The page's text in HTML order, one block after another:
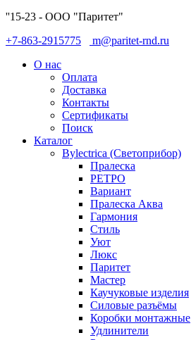
''15-23 - ООО "Паритет"
+7-863-2915775
m@paritet-rnd.ru
О нас
Оплата
Доставка
Контакты
Сертификаты
Поиск
Каталог
Bylectrica (Светоприбор)
Пралеска
РЕТРО
Вариант
Пралеска Аква
Гармония
Стиль
Уют
Люкс
Паритет
Мастер
Каучуковые изделия
Силовые разъёмы
Коробки монтажные
Удлинители